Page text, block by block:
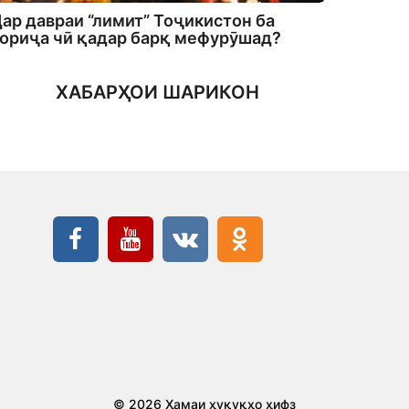
давраи “лимит” Тоҷикистон ба
чӣ қадар барқ мефурӯшад?
ХАБАРҲОИ ШАРИКОН
© 2026 Ҳамаи ҳуқуқҳо ҳифз